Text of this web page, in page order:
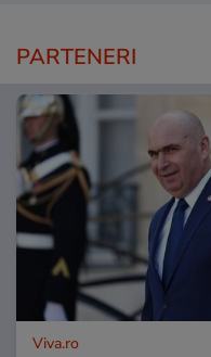
PARTENERI
Viva.ro